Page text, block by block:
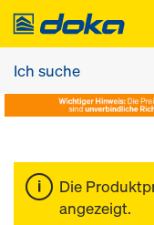
Die
angezeigt.